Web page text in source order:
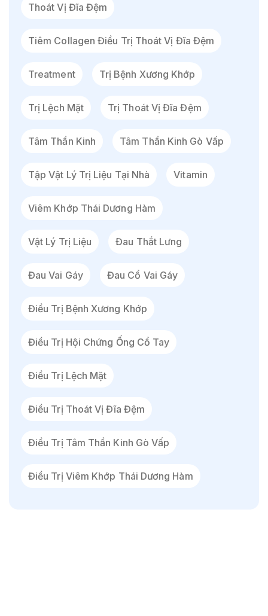
Thoát Vị Đĩa Đệm
Tiêm Collagen Điều Trị Thoát Vị Đĩa Đệm
Treatment Trị Bệnh Xương Khớp
Trị Lệch Mặt Trị Thoát Vị Đĩa Đệm
Tâm Thần Kinh Tâm Thần Kinh Gò Vấp
Tập Vật Lý Trị Liệu Tại Nhà Vitamin
Viêm Khớp Thái Dương Hàm
Vật Lý Trị Liệu Đau Thắt Lưng
Đau Vai Gáy Đau Cổ Vai Gáy
Điều Trị Bệnh Xương Khớp
Điều Trị Hội Chứng Ống Cổ Tay
Điều Trị Lệch Mặt
Điều Trị Thoát Vị Đĩa Đệm
Điều Trị Tâm Thần Kinh Gò Vấp
Điều Trị Viêm Khớp Thái Dương Hàm